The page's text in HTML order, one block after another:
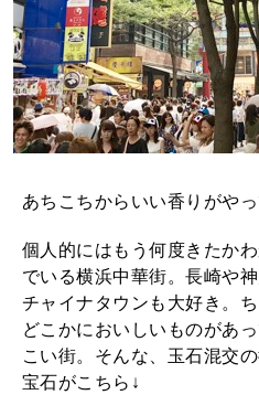
あちこちからいい香りがや
個人的にはもう何度きたか
でいる横浜中華街。長崎や
チャイナタウンも大好き。
どこかにおいしいものがあ
こい街。そんな、玉石混交
宝石がこちら↓